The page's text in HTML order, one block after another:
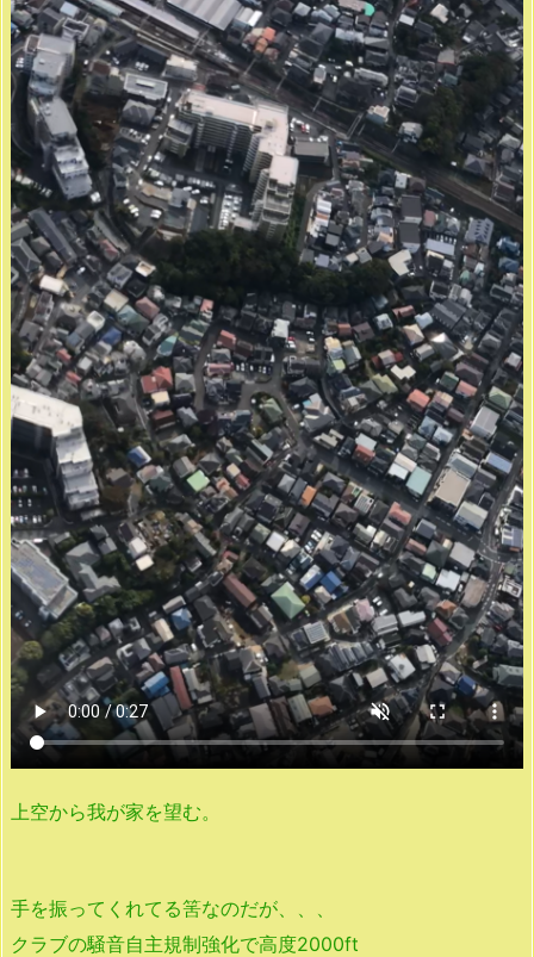
上空から我が家を望む。
手を振ってくれてる筈なのだが、、、
クラブの騒音自主規制強化で高度2000ft